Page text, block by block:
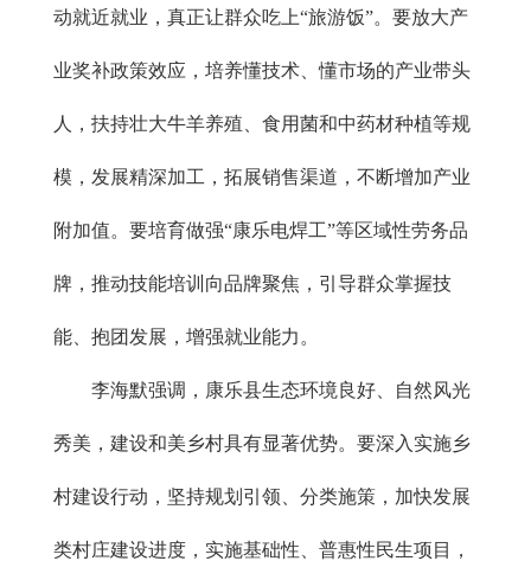
动就近就业，真正让群众吃上“旅游饭”。要放大产
业奖补政策效应，培养懂技术、懂市场的产业带头
人，扶持壮大牛羊养殖、食用菌和中药材种植等规
模，发展精深加工，拓展销售渠道，不断增加产业
附加值。要培育做强“康乐电焊工”等区域性劳务品
牌，推动技能培训向品牌聚焦，引导群众掌握技
能、抱团发展，增强就业能力。
李海默强调，康乐县生态环境良好、自然风光
秀美，建设和美乡村具有显著优势。要深入实施乡
村建设行动，坚持规划引领、分类施策，加快发展
类村庄建设进度，实施基础性、普惠性民生项目，